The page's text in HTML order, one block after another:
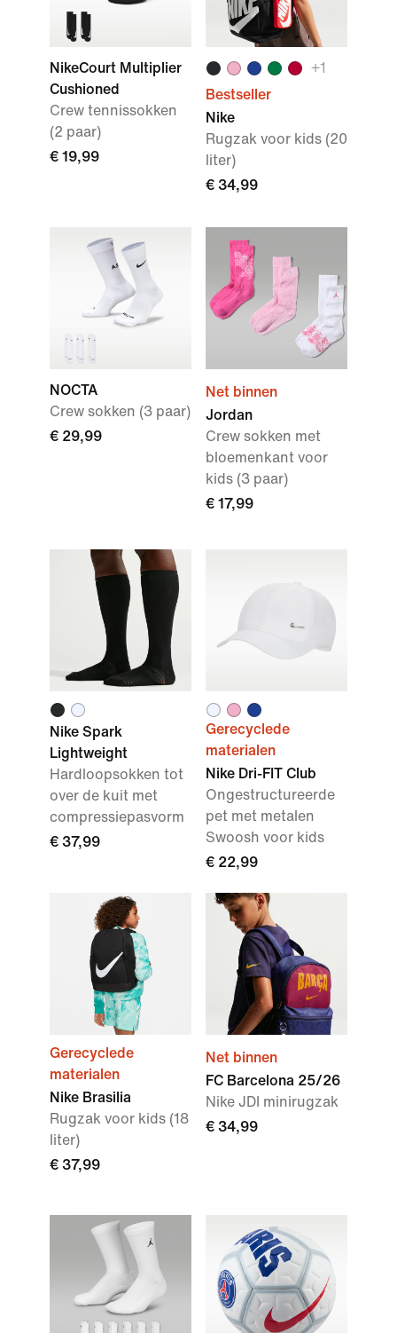
NikeCourt Multiplier
Cushioned
Crew tennissokken
(2 paar)
€ 19,99
+1
Bestseller
Nike
Rugzak voor kids (20
liter)
€ 34,99
NOCTA
Crew sokken (3 paar)
€ 29,99
Net binnen
Jordan
Crew sokken met
bloemenkant voor
kids (3 paar)
€ 17,99
Nike Spark
Lightweight
Hardloopsokken tot
over de kuit met
compressiepasvorm
€ 37,99
Gerecyclede
materialen
Nike Dri-FIT Club
Ongestructureerde
pet met metalen
Swoosh voor kids
€ 22,99
Gerecyclede
materialen
Nike Brasilia
Rugzak voor kids (18
liter)
€ 37,99
Net binnen
FC Barcelona 25/26
Nike JDI minirugzak
€ 34,99